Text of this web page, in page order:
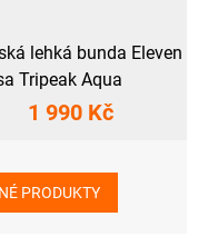
lehká bunda Eleven
Tripeak Aqua
1 990 Kč
PRODUKTY